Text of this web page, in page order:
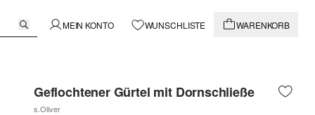
MEIN KONTO WUNSCHLISTE WARENKORB
Geflochtener Gürtel mit Dornschließe
s.Oliver